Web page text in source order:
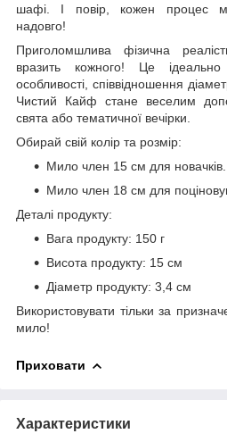
шафі. І повір, кожен процес
надовго!
Приголомшлива фізична
вразить кожного! Це ідеально
особливості, співвідношення
Чистий Кайф стане веселим
свята або тематичної вечірки.
Обирай свій колір та розмір:
Мило член 15 см для новачків.
Мило член 18 см для
Деталі продукту:
Вага продукту: 150 г
Висота продукту: 15 см
Діаметр продукту: 3,4 см
Використовувати тільки за
мило!
Приховати
Характеристики